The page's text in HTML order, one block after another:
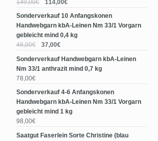
149,00€
114,00€
Sonderverkauf 10 Anfangskonen
Handwebgarn kbA-Leinen Nm 33/1 Vorgarn
gebleicht mind 0,4 kg
48,00€
37,00€
Sonderverkauf Handwebgarn kbA-Leinen
Nm 33/1 anthrazit mind 0,7 kg
78,00€
Sonderverkauf 4-6 Anfangskonen
Handwebgarn kbA-Leinen Nm 33/1 Vorgarn
gebleicht mind 1 kg
98,00€
Saatgut Faserlein Sorte Christine (blau